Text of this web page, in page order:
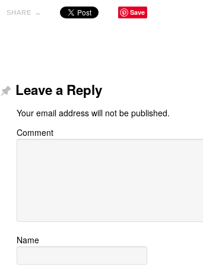
SHARE → Save
Leave a Reply
Your email address will not be published.
Comment
Name